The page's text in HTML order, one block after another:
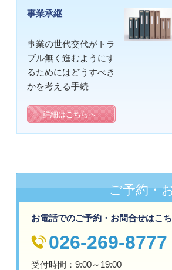
事業承継
事業の世代交代がトラ
ブル無く進むようにす
るためにはどうすべき
かを考える手続
詳細はこちらへ
ご予約・
お電話でのご予約・お問合せはこ
026-269-8777
受付時間：9:00～19:00